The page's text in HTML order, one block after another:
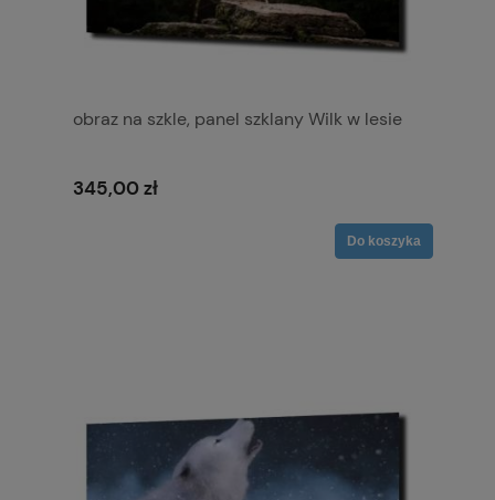
obraz na szkle, panel szklany Wilk w lesie
345,00 zł
Do koszyka